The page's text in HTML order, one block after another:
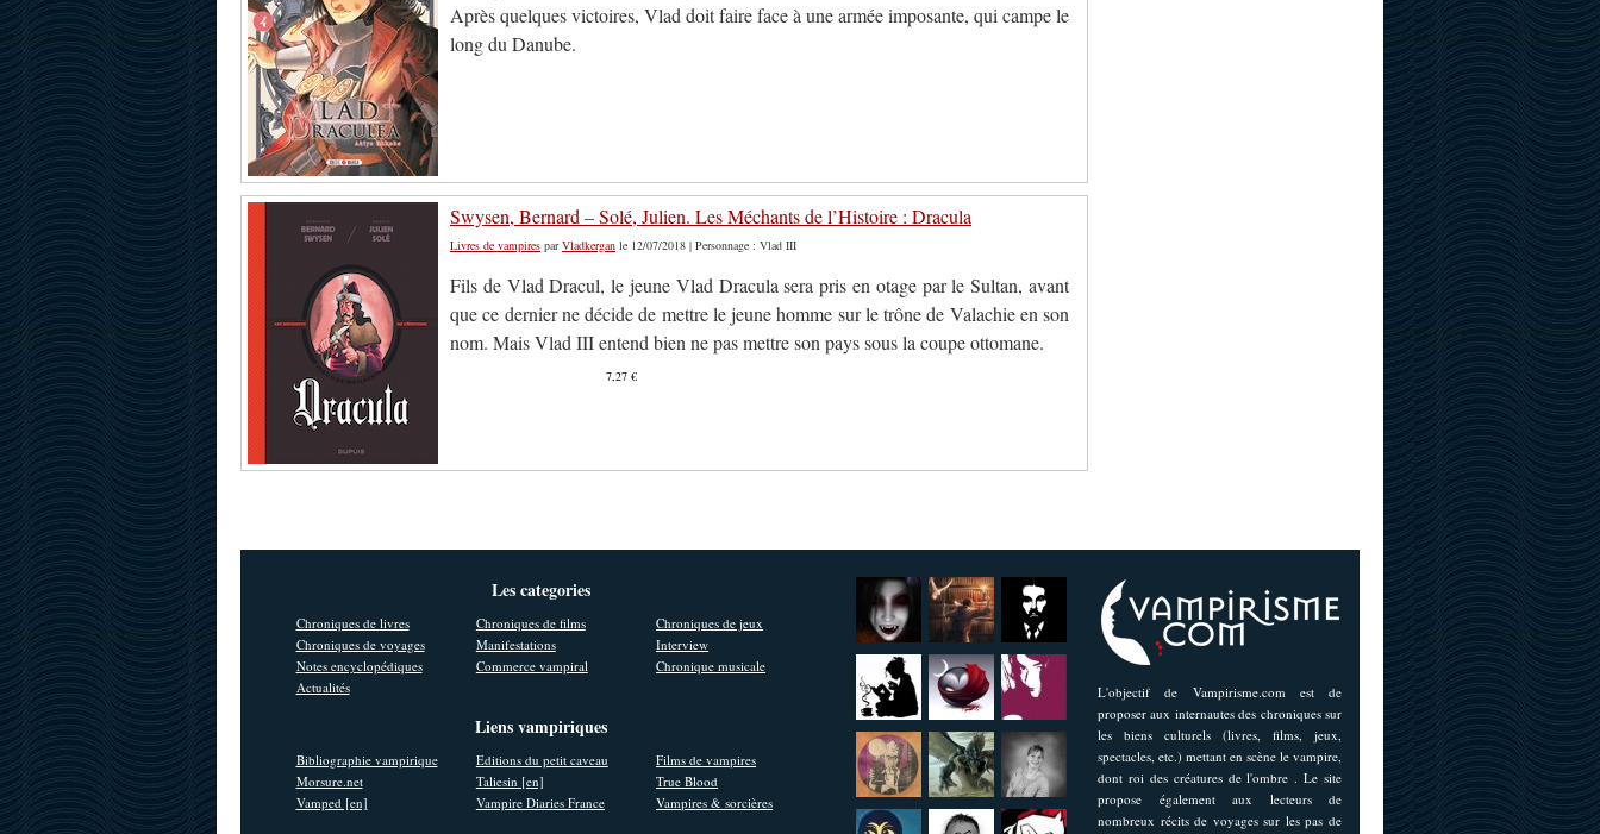
Après quelques victoires, Vlad doit faire face à une armée imposante, qui campe le
long du Danube.
Swysen, Bernard – Solé, Julien. Les Méchants de l’Histoire : Dracula
Livres de vampires parVladkergan le 12/07/2018 | Personnage : Vlad III
Fils de Vlad Dracul, le jeune Vlad Dracula sera pris en otage par le Sultan, avant
que ce dernier ne décide de mettre le jeune homme sur le trône de Valachie en son
nom. Mais Vlad III entend bien ne pas mettre son pays sous la coupe ottomane.
7,27 €
L'objectif de Vampirisme.com est de
proposer aux internautes des chroniques sur
les biens culturels (livres, films, jeux,
spectacles, etc.) mettant en scène le vampire,
dont roi des créatures de l'ombre . Le site
propose également aux lecteurs de
nombreux récits de voyages sur les pas de
Les categories
Chroniques de livres Chroniques de films
Chroniques de jeux
Chroniques de voyages
Manifestations
Interview
Notes encyclopédiques
Commerce vampiral
Chronique musicale
Actualités
Liens vampiriques
Bibliographie vampirique Editions du petit caveau
Films de vampires
Morsure.net
Taliesin [en]
True Blood
Vamped [en]
Vampire Diaries France Vampires & sorcières